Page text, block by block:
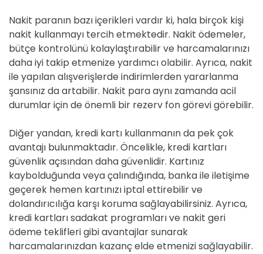
Nakit paranın bazı içerikleri vardır ki, hala birçok kişi
nakit kullanmayı tercih etmektedir. Nakit ödemeler,
bütçe kontrolünü kolaylaştırabilir ve harcamalarınızı
daha iyi takip etmenize yardımcı olabilir. Ayrıca, nakit
ile yapılan alışverişlerde indirimlerden yararlanma
şansınız da artabilir. Nakit para aynı zamanda acil
durumlar için de önemli bir rezerv fon görevi görebilir.
Diğer yandan, kredi kartı kullanmanın da pek çok
avantajı bulunmaktadır. Öncelikle, kredi kartları
güvenlik açısından daha güvenlidir. Kartınız
kaybolduğunda veya çalındığında, banka ile iletişime
geçerek hemen kartınızı iptal ettirebilir ve
dolandırıcılığa karşı koruma sağlayabilirsiniz. Ayrıca,
kredi kartları sadakat programları ve nakit geri
ödeme teklifleri gibi avantajlar sunarak
harcamalarınızdan kazanç elde etmenizi sağlayabilir.